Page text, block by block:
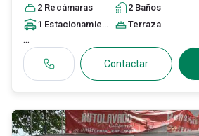
2 Recámaras 2 Baños
1 Estacionamiento Terraza
...
Contactar